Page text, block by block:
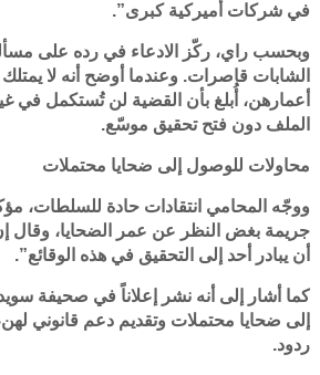
في شركات أميركية كبرى”.
وبحسب راي، ركّز الادعاء في رده على
الشابات قاصرات. وعندما أوضح أنه لا
أعمارهن، أُبلغ بأن القضية لن تُستكمل في
الملف دون فتح تحقيق موسّع.
محاولات للوصول إلى ضحايا محتملات
ووجّه المحامي انتقادات حادة للسلطات،
جريمة بغض النظر عن عمر الضحايا،
أن يبادر أحد إلى التحقيق في هذه الوقائع”.
كما أشار إلى أنه نشر إعلاناً في صحيفة
إلى ضحايا محتملات وتقديم دعم قانوني لهن،
ردود.